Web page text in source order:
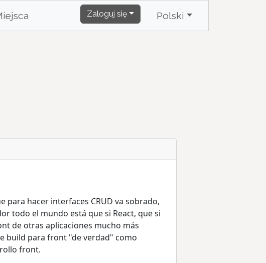
Zaloguj się Polski
para hacer interfaces CRUD va sobrado,
todo el mundo está que si React, que si
de otras aplicaciones mucho más
build para front "de verdad" como
front.